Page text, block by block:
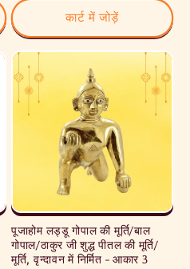
मूल्य
कार्ट में जोड़ें
पूजाहोम लड्डू गोपाल की मूर्ति/बाल
गोपाल/ठाकुर जी शुद्ध पीतल की मूर्ति/
मूर्ति, वृन्दावन में निर्मित - आकार 3